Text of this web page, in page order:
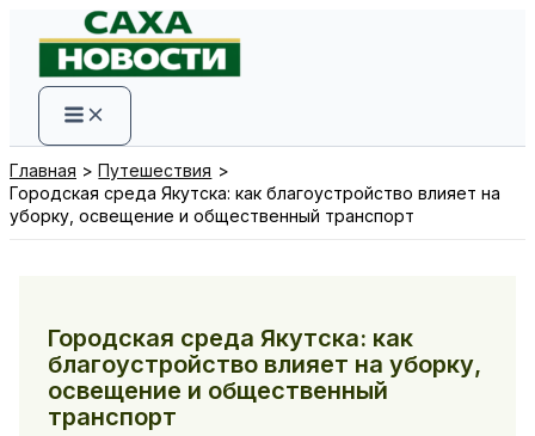
содержимому
Главная
Путешествия
Городская среда Якутска: как благоустройство влияет на
уборку, освещение и общественный транспорт
Городская среда Якутска: как
благоустройство влияет на уборку,
освещение и общественный
транспорт